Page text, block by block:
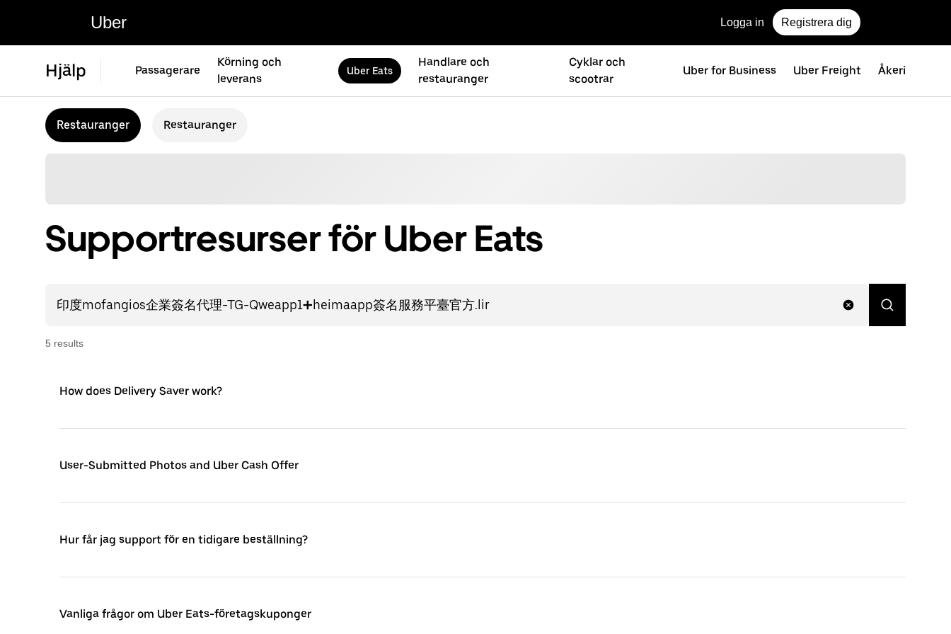
Uber Logga in Registrera dig
Hjälp Passagerare
Körning och
leverans
Uber Eats
Handlare och
restauranger
Cyklar och
scootrar
Uber for Business Uber Freight Åkeri
Restauranger Restauranger
Supportresurser för Uber Eats
5 results
How does Delivery Saver work?
User-Submitted Photos and Uber Cash Offer
Hur får jag support för en tidigare beställning?
Vanliga frågor om Uber Eats-företagskuponger